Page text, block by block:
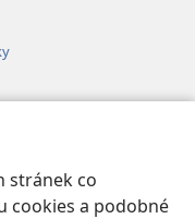
stránek co
cookies a podobné